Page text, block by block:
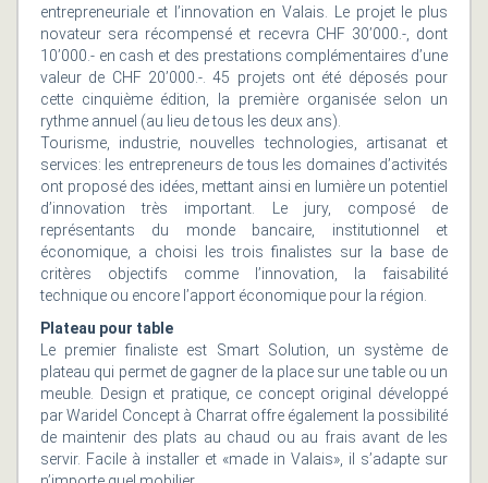
entrepreneuriale et l’innovation en Valais. Le projet le plus
novateur sera récompensé et recevra CHF 30’000.-, dont
10’000.- en cash et des prestations complémentaires d’une
valeur de CHF 20’000.-. 45 projets ont été déposés pour
cette cinquième édition, la première organisée selon un
rythme annuel (au lieu de tous les deux ans).
Tourisme, industrie, nouvelles technologies, artisanat et
services: les entrepreneurs de tous les domaines d’activités
ont proposé des idées, mettant ainsi en lumière un potentiel
d’innovation très important. Le jury, composé de
représentants du monde bancaire, institutionnel et
économique, a choisi les trois finalistes sur la base de
critères objectifs comme l’innovation, la faisabilité
technique ou encore l’apport économique pour la région.
Plateau pour table
Le premier finaliste est Smart Solution, un système de
plateau qui permet de gagner de la place sur une table ou un
meuble. Design et pratique, ce concept original développé
par Waridel Concept à Charrat offre également la possibilité
de maintenir des plats au chaud ou au frais avant de les
servir. Facile à installer et «made in Valais», il s’adapte sur